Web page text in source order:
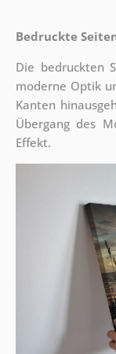
Bedruckte
Die bedruckten
moderne Optik
Kanten
Übergang des
Effekt.